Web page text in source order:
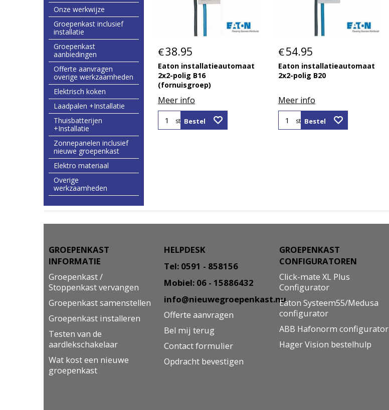
Onze werkwijze
Groepenkast inclusief
installatie
Groepenkast
aanbiedingen
Offerte aanvragen
overige werkzaamheden
Elektrisch koken
Laadpalen +Installatie
Thuisbatterijen
+Installatie
Zonnepanelen inclusief
nieuwe groepenkast
Elektro materiaal
Overige
werkzaamheden
€38.95
Eaton installatieautomaat
2x2-polig B16
(fornuisgroep)
Meer info
st Bestel
€54.95
Eaton installatieautomaat
2x2-polig B20
Meer info
st Bestel
GROEPENKAST
INFORMATIE
Groepenkast /
Stoppenkast vervangen
Groepenkast samenstellen
Groepenkast installeren
Testen van de
aardlekschakelaar
Wat kost een nieuwe
groepenkast
HELPDESK
Tel: 0591 - 858156
Mobiel: 06 - 15886432
info@nieuwegroepenkast.nu
Offerte aanvragen
Bel mij terug
Contact formulier
Opdracht bevestigen
GROEPENKAST
CONFIGURATOREN
Click-mate XL Plus
Configurator
Eaton Systeem55/Medusa
configurator
ABB Hafonorm configurator
Hager Vision bestelhulp